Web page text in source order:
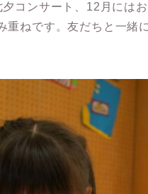
コンサート、12月には
重ねです。友だちと一緒